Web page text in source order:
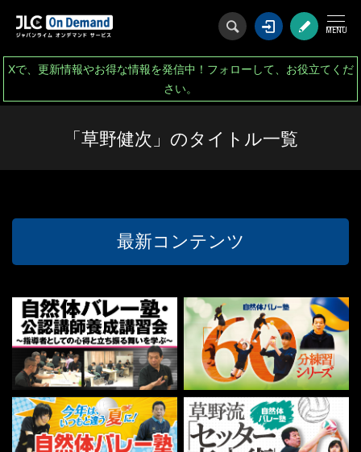
ログイン会
Xで、更新情報やお得な情報を発信中！フォローして、お役立てくだ
さい。
「草野健次」のタイトル一覧
最新コンテンツ